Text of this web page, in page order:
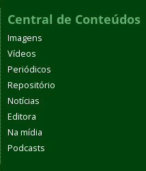
Central de Conteúdos
Imagens
Vídeos
Periódicos
Repositório
Notícias
Editora
Na mídia
Podcasts